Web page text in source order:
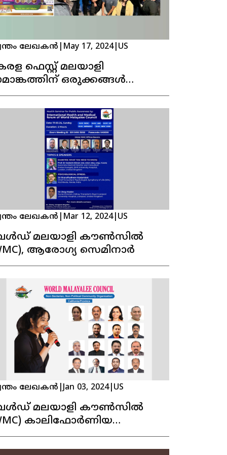
ലേഖകൻ May 17, 2024| US
ഫെസ്റ്റ് മലയാളി
ഒരുക്കങ്ങൾ
ലേഖകൻ Mar 12, 2024| US
മലയാളി കൗൺസിൽ
ആരോഗ്യ സെമിനാർ
ലേഖകൻ Jan 03, 2024| US
മലയാളി കൗൺസിൽ
കാലിഫോർണിയ
നിലവിൽ വന്നു.
പിന്നണി ഗായിക